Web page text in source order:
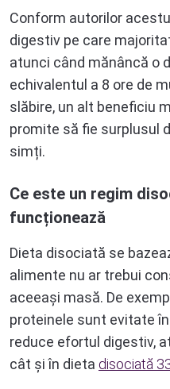
Conform autorilor
digestiv pe care
atunci când mănâncă o
echivalentul a 8 ore de
slăbire, un alt beneficiu
promite să fie surplusul
simți.
Ce este un regim
funcționează
Dieta disociată se
alimente nu ar trebui
aceeași masă. De
proteinele sunt evitate
reduce efortul digestiv,
cât și în dieta disociată